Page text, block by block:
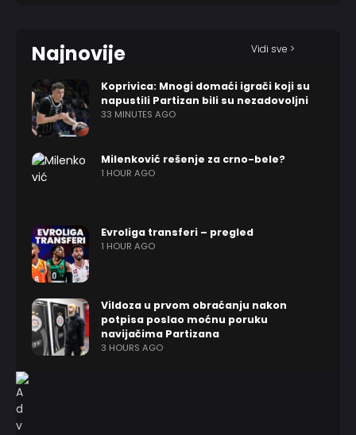
Najnovije Vidi sve >
Koprivica: Mnogi domaći igrači koji su
napustili Partizan bili su nezadovoljni
33 MINUTES AGO
Milenković rešenje za crno-bele?
1 HOUR AGO
Evroliga transferi – pregled
1 HOUR AGO
Vildoza u prvom obraćanju nakon
potpisa poslao moćnu poruku
navijačima Partizana
3 HOURS AGO